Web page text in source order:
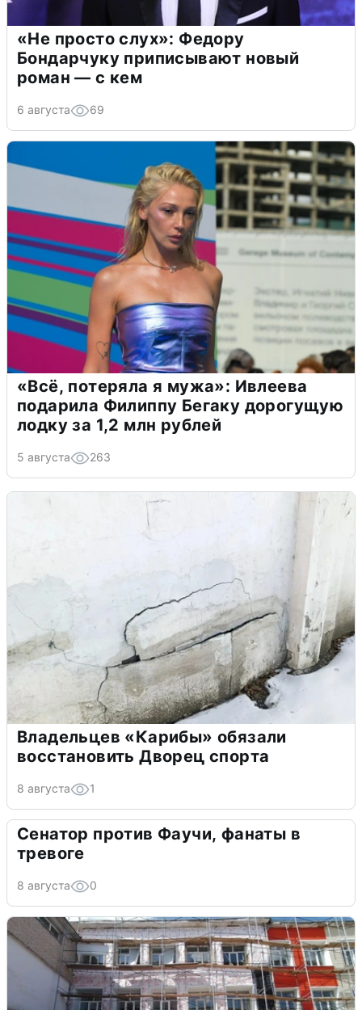
«Не просто слух»: Федору
Бондарчуку приписывают новый
роман — с кем
6 августа 69
«Всё, потеряла я мужа»: Ивлеева
подарила Филиппу Бегаку дорогущую
лодку за 1,2 млн рублей
5 августа 263
Владельцев «Карибы» обязали
восстановить Дворец спорта
8 августа 1
Сенатор против Фаучи, фанаты в
тревоге
8 августа 0